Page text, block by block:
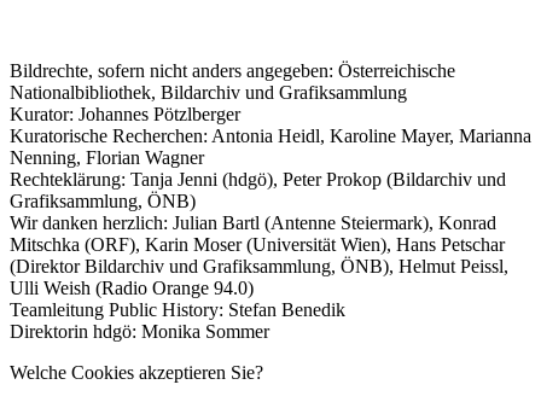
Bildrechte, sofern nicht anders angegeben: Österreichische
Nationalbibliothek, Bildarchiv und Grafiksammlung
Kurator: Johannes Pötzlberger
Kuratorische Recherchen: Antonia Heidl, Karoline Mayer, Marianna
Nenning, Florian Wagner
Rechteklärung: Tanja Jenni (hdgö), Peter Prokop (Bildarchiv und
Grafiksammlung, ÖNB)
Wir danken herzlich: Julian Bartl (Antenne Steiermark), Konrad
Mitschka (ORF), Karin Moser (Universität Wien), Hans Petschar
(Direktor Bildarchiv und Grafiksammlung, ÖNB), Helmut Peissl,
Ulli Weish (Radio Orange 94.0)
Teamleitung Public History: Stefan Benedik
Direktorin hdgö: Monika Sommer
Welche Cookies akzeptieren Sie?